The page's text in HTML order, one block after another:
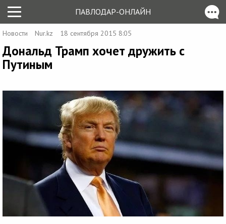
ПАВЛОДАР-ОНЛАЙН
Новости Nur.kz 18 сентября 2015 8:05
Дональд Трамп хочет дружить с
Путиным